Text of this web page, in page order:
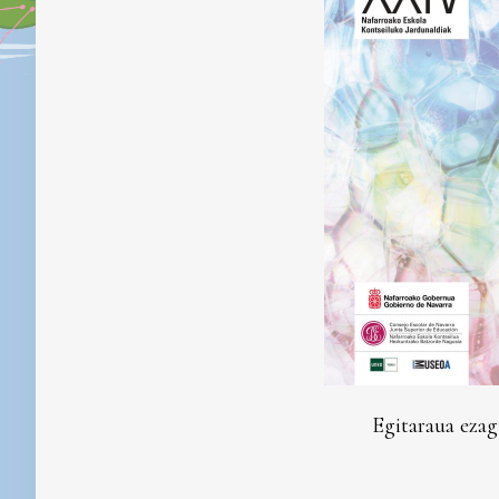
Egitaraua